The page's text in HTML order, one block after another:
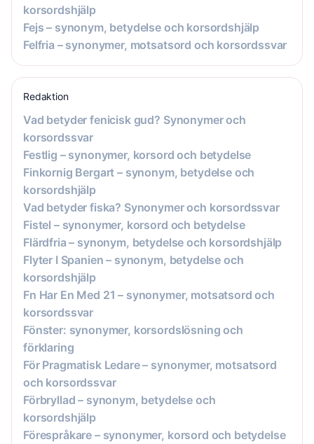
korsordshjälp
Fejs – synonym, betydelse och korsordshjälp
Felfria – synonymer, motsatsord och korsordssvar
Redaktion
Vad betyder fenicisk gud? Synonymer och
korsordssvar
Festlig – synonymer, korsord och betydelse
Finkornig Bergart – synonym, betydelse och
korsordshjälp
Vad betyder fiska? Synonymer och korsordssvar
Fistel – synonymer, korsord och betydelse
Flärdfria – synonym, betydelse och korsordshjälp
Flyter I Spanien – synonym, betydelse och
korsordshjälp
Fn Har En Med 21 – synonymer, motsatsord och
korsordssvar
Fönster: synonymer, korsordslösning och
förklaring
För Pragmatisk Ledare – synonymer, motsatsord
och korsordssvar
Förbryllad – synonym, betydelse och
korsordshjälp
Förespråkare – synonymer, korsord och betydelse